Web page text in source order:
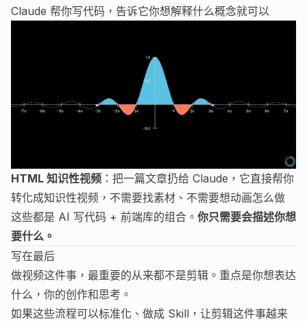
Claude 帮你写代码，告诉它你想解释什么概念就可以
HTML 知识性视频 ：把一篇文章扔给 Claude，它直接帮你
转化成知识性视频，不需要找素材、不需要想动画怎么做
这些都是 AI 写代码 + 前端库的组合。 你只需要会描述你想
要什么。
写在最后
做视频这件事，最重要的从来都不是剪辑。重点是你想表达
什么，你的创作和思考。
如果这些流程可以标准化、做成 Skill，让剪辑这件事越来